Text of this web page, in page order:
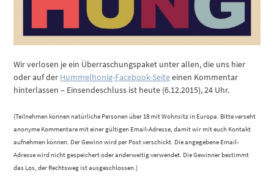
Wir verlosen je ein Überraschungspaket unter allen, die uns hier
oder auf der Hummelhonig-Facebook-Seiteeinen Kommentar
hinterlassen – Einsendeschluss ist heute (6.12.2015), 24 Uhr.
(Teilnehmen können natürliche Personen über 18 mit Wohnsitz in Europa. Bitte verseht
anonyme Kommentare mit einer gültigen Email-Adresse, damit wir mit euch Kontakt
aufnehmen können. Der Gewinn wird per Post verschickt. Die angegebene Email-
Adresse wird nicht gespeichert oder anderweitig verwendet. Die Gewinner bestimmt
das Los, der Rechtsweg ist ausgeschlossen.)